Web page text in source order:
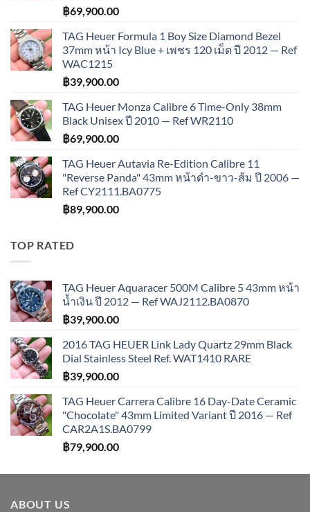
฿69,900.00
TAG Heuer Formula 1 Boy Size Diamond Bezel
37mm หน้า Icy Blue + เพชร 120 เม็ด ปี 2012 — Ref
WAC1215
฿39,900.00
TAG Heuer Monza Calibre 6 Time-Only 38mm
Black Unisex ปี 2010 — Ref WR2110
฿69,900.00
TAG Heuer Autavia Re-Edition Calibre 11
"Reverse Panda" 43mm หน้าดำ-ขาว-ส้ม ปี 2006 —
Ref CY2111.BA0775
฿89,900.00
TOP RATED
TAG Heuer Aquaracer 500M Calibre 5 43mm หน้า
น้ำเงิน ปี 2012 — Ref WAJ2112.BA0870
฿39,900.00
2016 TAG HEUER Link Lady Quartz 29mm Black
Dial Stainless Steel Ref. WAT1410 RARE
฿39,900.00
TAG Heuer Carrera Calibre 16 Day-Date Ceramic
"Chocolate" 43mm Limited Variant ปี 2016 — Ref
CAR2A1S.BA0799
฿79,900.00
ABOUT US